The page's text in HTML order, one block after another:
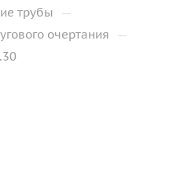
трубы —
очертания —